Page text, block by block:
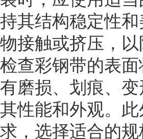
持其结构稳定性
物接触或挤压，
检查彩钢带的表
有磨损、划痕、
其性能和外观。
求，选择适合的